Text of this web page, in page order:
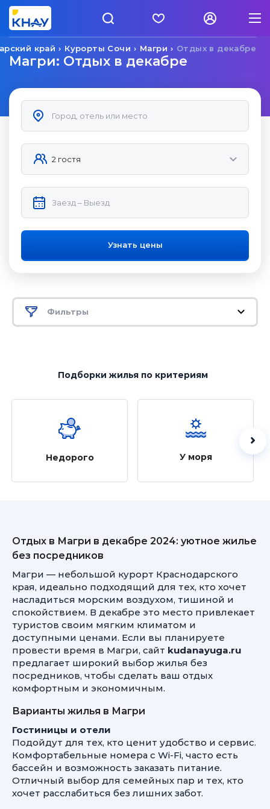
Отдых в декабре
Магри
Курорты Сочи
край
Магри: Отдых в декабре
Узнать цены
Фильтры
Подборки жильяпо критериям
Недорого У моря
Отдых в Магри в декабре 2024: уютное жилье
без посредников
Магри — небольшой курорт Краснодарского
края, идеально подходящий для тех, кто хочет
насладиться морским воздухом, тишиной и
спокойствием. В декабре это место привлекает
туристов своим мягким климатом и
доступными ценами. Если вы планируете
провести время в Магри, сайт kudanayuga.ru
предлагает широкий выбор жилья без
посредников, чтобы сделать ваш отдых
комфортным и экономичным.
Варианты жилья в Магри
Гостиницы и отели
Подойдут для тех, кто ценит удобство и сервис.
Комфортабельные номера с Wi-Fi, часто есть
бассейн и возможность заказать питание.
Отличный выбор для семейных пар и тех, кто
хочет расслабиться без лишних забот.